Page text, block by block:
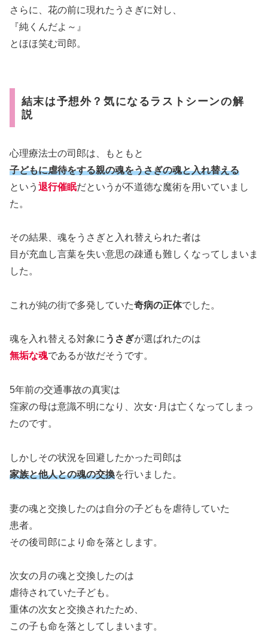
さらに、花の前に現れたうさぎに対し、
『純くんだよ～』
とほほ笑む司郎。
結末は予想外？気になるラストシーンの解
説
心理療法士の司郎は、もともと
子どもに虐待をする親の魂をうさぎの魂と入れ替える
という 退行催眠だというが不道徳な魔術を用いていまし
た。
その結果、魂をうさぎと入れ替えられた者は
目が充血し言葉を失い意思の疎通も難しくなってしまいま
した。
これが純の街で多発していた奇病の正体でした。
魂を入れ替える対象に うさぎが選ばれたのは
無垢な魂であるが故だそうです。
5年前の交通事故の真実は
窪家の母は意識不明になり、次女･月は亡くなってしまっ
たのです。
しかしその状況を回避したかった司郎は
家族と他人との魂の交換を行いました。
妻の魂と交換したのは自分の子どもを虐待していた
患者。
その後司郎により命を落とします。
次女の月の魂と交換したのは
虐待されていた子ども。
重体の次女と交換されたため、
この子も命を落としてしまいます。